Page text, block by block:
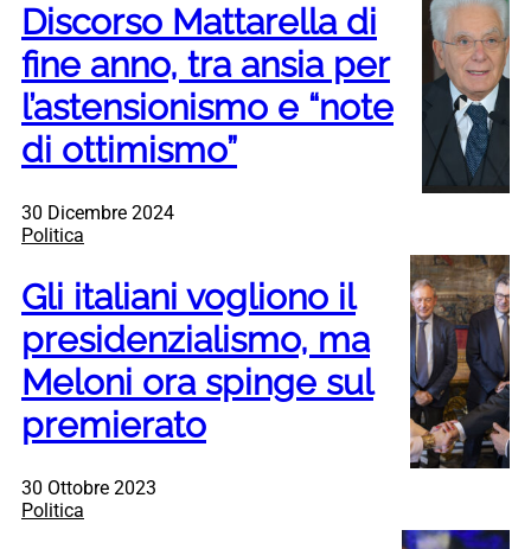
Discorso Mattarella di
fine anno, tra ansia per
l’astensionismo e “note
di ottimismo”
30 Dicembre 2024
Politica
Gli italiani vogliono il
presidenzialismo, ma
Meloni ora spinge sul
premierato
30 Ottobre 2023
Politica